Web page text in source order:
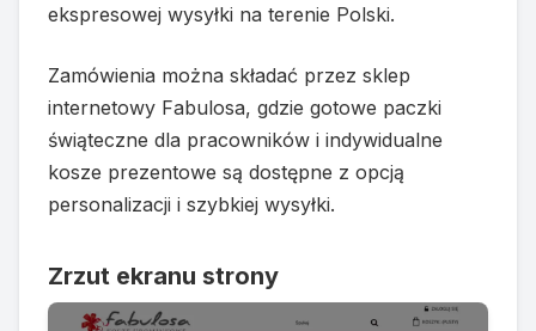
ekspresowej wysyłki na terenie Polski.
Zamówienia można składać przez sklep
internetowy Fabulosa, gdzie gotowe paczki
świąteczne dla pracowników i indywidualne
kosze prezentowe są dostępne z opcją
personalizacji i szybkiej wysyłki.
Zrzut ekranu strony